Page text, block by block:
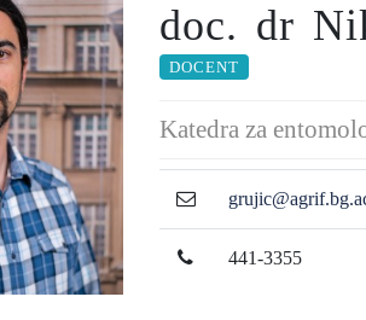
doc. dr
DOCENT
Katedra za
441-3355